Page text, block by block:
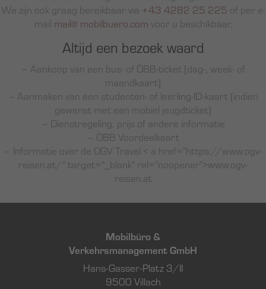
We zijn ook graag bereikbaar via +43 4282 25 225 of per e-
mail mail@ mobilbuero.com voor u beschikbaar.
Altijd een bezoek waard
– Aankoop van een bus- of ÖBB-ticket (dag-, week- of
maandkaart)
– Aanmaken van een studenten- of leerling-ID-kaart (indien
gewenst met een mobiel jeugdticket)
– Dienstregeling, prijs of andere informatie
– ÖBB Voordeelkaart
– Informatie over de OGV Travel < a href="https://www.ogv-
reisen.at/" target="_blank" rel="noopener">www.ogv-
reisen.at
Mobilbüro &
Verkehrsmanagement GmbH
Hans-Gasser-Platz 3/II
9500 Villach